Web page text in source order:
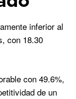
inferior al
con 18.30
con 49.6%,
de un